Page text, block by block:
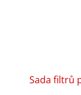
Sada ﬁltrů